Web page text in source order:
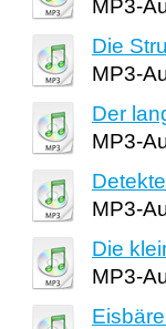
MP3-
Die
MP3-
Der
MP3-
MP3-
Die
MP3-